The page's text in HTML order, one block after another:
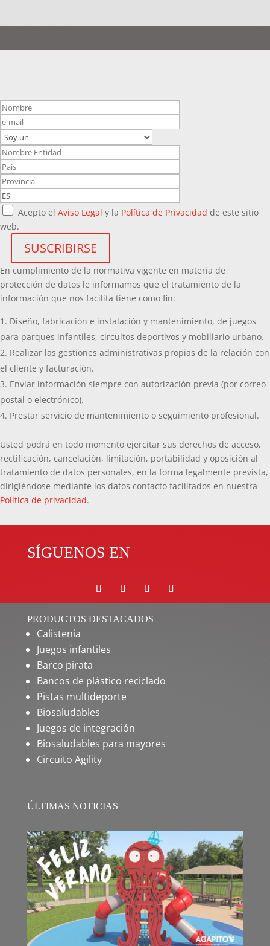
Acepto el Aviso Legal y la Política de Privacidad de este sitio
web.
En cumplimiento de la normativa vigente en materia de
protección de datos le informamos que el tratamiento de la
información que nos facilita tiene como fin:
Diseño, fabricación e instalación y mantenimiento, de juegos
para parques infantiles, circuitos deportivos y mobiliario urbano.
Realizar las gestiones administrativas propias de la relación con
el cliente y facturación.
Enviar información siempre con autorización previa (por correo
postal o electrónico).
Prestar servicio de mantenimiento o seguimiento profesional.
Usted podrá en todo momento ejercitar sus derechos de acceso,
rectificación, cancelación, limitación, portabilidad y oposición al
tratamiento de datos personales, en la forma legalmente prevista,
dirigiéndose mediante los datos contacto facilitados en nuestra
Política de privacidad.
SÍGUENOS EN
PRODUCTOS DESTACADOS
Calistenia
Juegos infantiles
Barco pirata
Bancos de plástico reciclado
Pistas multideporte
Biosaludables
Juegos de integración
Biosaludables para mayores
Circuito Agility
ÚLTIMAS NOTICIAS